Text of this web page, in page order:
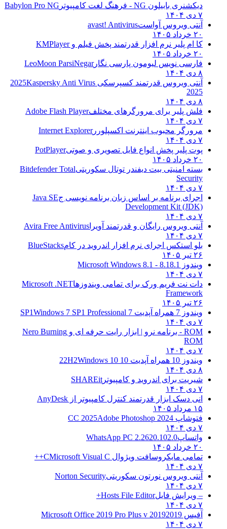
دیکشنری بابیلون NG - فرهنگ لغت کامپیوتر
Babylon Pro NG
۷ دی ۱۴۰۴
آنتی ویروس آواستavast! Antivirus
۲۰ خرداد ۱۴۰۵
کا ام پلیر نرم افزار قدرتمند پخش فیلم وKMPlayer
۲۰ خرداد ۱۴۰۵
فارسی نویس لیومون پارسی نگارLeoMoon ParsiNegar
۸ دی ۱۴۰۴
آنتی ویروس قدرتمند کسپرسکی 2025 Kaspersky Anti Virus
2025
۸ دی ۱۴۰۴
فلش پلیر برای مرورگرهای مختلفAdobe Flash Player
۷ دی ۱۴۰۴
مرورگر محبوب اینترنت اکسپلوررInternet Explorer
۷ دی ۱۴۰۴
پوت پلیر پخش انواع فایل تصویری و صوتیPotPlayer
۲۰ خرداد ۱۴۰۵
بسته امنیتی بیت دیفندر توتال سکوریتیBitdefender Total
Security
۷ دی ۱۴۰۴
اجرای برنامه بر اساس زبان برنامه نویسی جJava SE
Development Kit (JDK)
۷ دی ۱۴۰۴
آنتی ویروس رایگان و قدرتمند آویرا Avira Free Antivirus
۷ دی ۱۴۰۴
بلو استکس اجرای نرم افزار اندروید در کامBlueStacks
۲۶ تیر ۱۴۰۵
ویندوز 8.1
8.1 - Microsoft Windows 8.1
۷ دی ۱۴۰۴
دات نت فریم ورک برای تمامی ویندوزهاMicrosoft .NET
Framework
۲۶ تیر ۱۴۰۵
ویندوز 7 همراه آپدیت 7 SP1
Windows 7 SP1 Professional
۷ دی ۱۴۰۴
ROM - برنامه نرو | ابزار رایت حرفه ای و
Nero Burning
ROM
۷ دی ۱۴۰۴
ویندوز 10 همراه آپدیت 10 22H2
Windows 10
۸ دی ۱۴۰۴
شیریت برای اندروید و کامپیوتر SHAREit
۷ دی ۱۴۰۴
انی دسک ابزار قدرتمند کنترل کامپیوتر از AnyDesk
۱۵ مرداد ۱۴۰۵
فتوشاپ CC 2025 Adobe Photoshop 2024
۷ دی ۱۴۰۴
واتساپWhatsApp PC 2.2620.102.0
۲۰ خرداد ۱۴۰۵
تمامی مایکروسافت ویژوال C Microsoft Visual C++
۷ دی ۱۴۰۴
آنتی ویروس نورتون سکوریتیNorton Security
۷ دی ۱۴۰۴
– ویرایش فایلHosts File Editor+
۷ دی ۱۴۰۴
آفیس 2019 2019 Microsoft Office 2019 Pro Plus v
۷ دی ۱۴۰۴